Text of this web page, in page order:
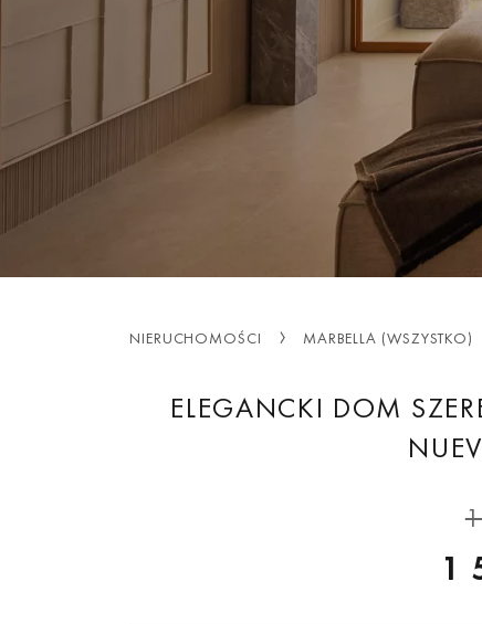
NIERUCHOMOŚCI MARBELLA (WSZYSTKO)
ELEGANCKI DOM
1